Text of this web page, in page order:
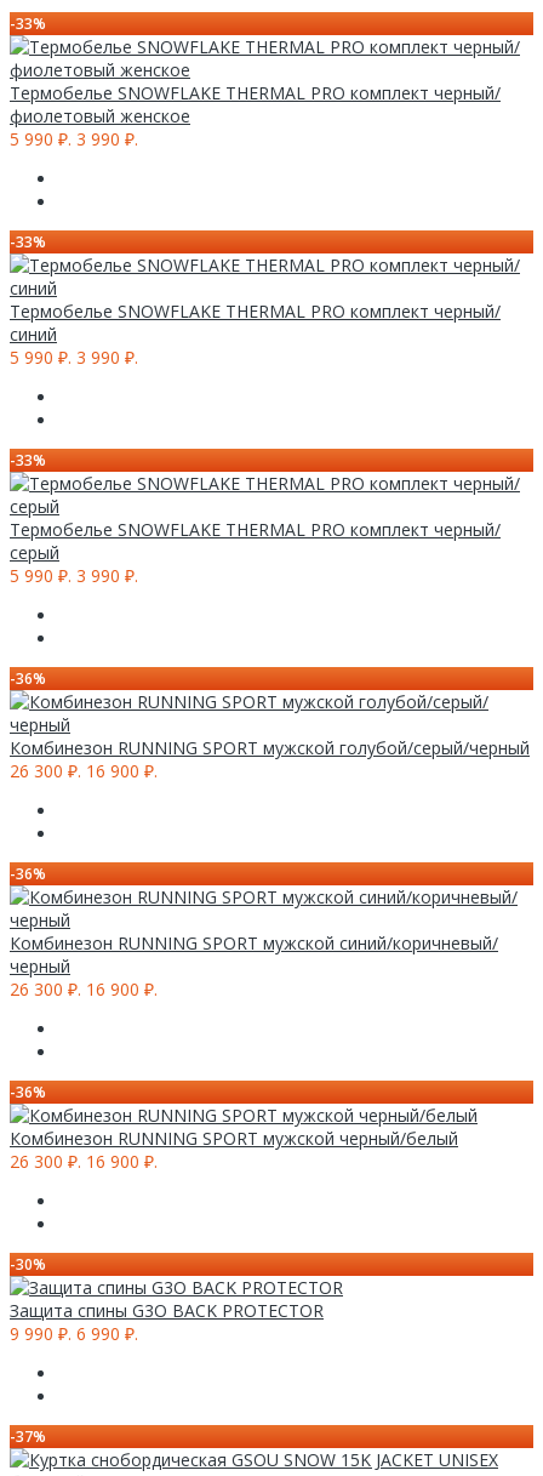
-33%
Термобелье SNOWFLAKE THERMAL PRO комплект черный/
фиолетовый женское
5 990 ₽. 3 990 ₽.
-33%
Термобелье SNOWFLAKE THERMAL PRO комплект черный/
синий
5 990 ₽. 3 990 ₽.
-33%
Термобелье SNOWFLAKE THERMAL PRO комплект черный/
серый
5 990 ₽. 3 990 ₽.
-36%
Комбинезон RUNNING SPORT мужской голубой/серый/черный
26 300 ₽. 16 900 ₽.
-36%
Комбинезон RUNNING SPORT мужской синий/коричневый/
черный
26 300 ₽. 16 900 ₽.
-36%
Комбинезон RUNNING SPORT мужской черный/белый
26 300 ₽. 16 900 ₽.
-30%
Защита спины G3O BACK PROTECTOR
9 990 ₽. 6 990 ₽.
-37%